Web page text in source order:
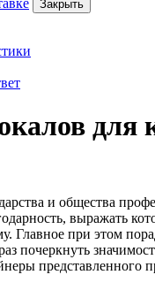
Закрыть
для
и общества
выражать
Главное при этом
почеркнуть
представленного